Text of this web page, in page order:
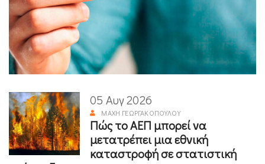
05 Αυγ 2026
ΜΆΧΗ ΓΕΩΡΓΑΚΟΠΟΎΛΟΥ
Πώς το ΑΕΠ μπορεί να
μετατρέπει μια εθνική
καταστροφή σε στατιστική